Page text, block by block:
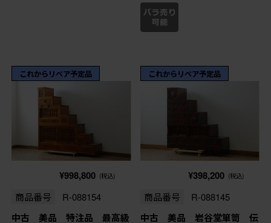
これからリペア予定品
¥998,800 (税込)
商品番号 R-088154
中古 美品 特注品 最高級
これからリペア予定品
¥398,200 (税込)
商品番号 R-088145
中古 美品 岩谷堂箪笥 伝